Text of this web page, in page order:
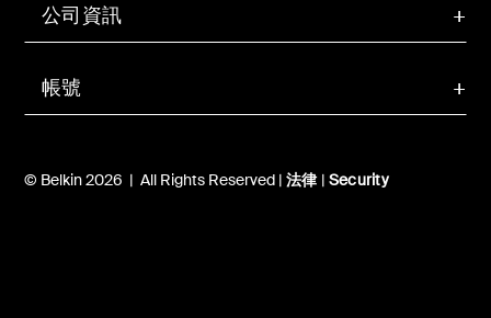
帳號
公司資訊
© Belkin 2026 | All Rights Reserved | 法律 | Security